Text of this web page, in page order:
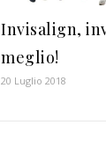
Invisalign,
meglio!
20 Luglio 2018